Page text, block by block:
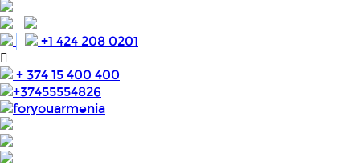
+1 424 208 0201
+ 374 15 400 400
+37455554826
foryouarmenia